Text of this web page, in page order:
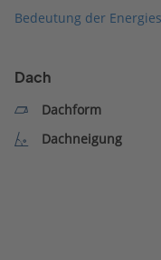
Bedeutung der
Dach
Dachform
Dachneigung